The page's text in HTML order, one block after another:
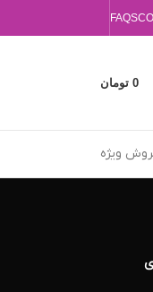
FAQS
0 تومان
ویژه